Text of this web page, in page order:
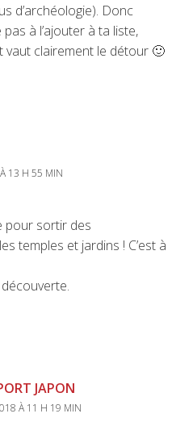
d’archéologie). Donc
pas à l’ajouter à ta liste,
vaut clairement le détour 🙂
13 H 55 MIN
pour sortir des
temples et jardins ! C’est à
JAPON
À 11 H 19 MIN